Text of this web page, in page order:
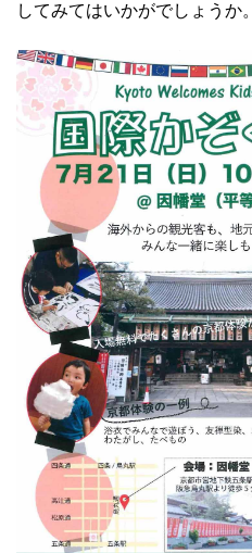
してみてはいかがでしょうか。